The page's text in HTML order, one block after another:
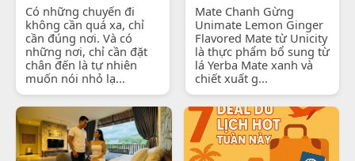
Có những chuyến đi
không cần quá xa, chỉ
cần đúng nơi. Và có
những nơi, chỉ cần đặt
chân đến là tự nhiên
muốn nói nhỏ lạ...
Mate Chanh Gừng
Unimate Lemon Ginger
Flavored Mate từ Unicity
là thực phẩm bổ sung từ
lá Yerba Mate xanh và
chiết xuất g...